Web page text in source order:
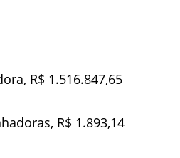
R$ 1.516.847,65
R$ 1.893,14